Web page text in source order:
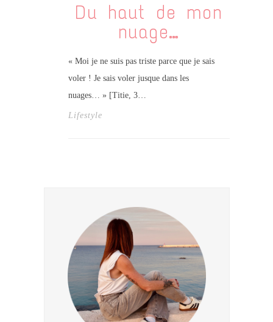
Du haut de mon
nuage…
« Moi je ne suis pas triste parce que je sais
voler ! Je sais voler jusque dans les
nuages… » [Titie, 3…
Lifestyle